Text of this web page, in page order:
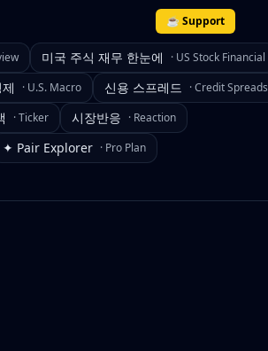
☕ Support
미국 주식 재무 한눈에 · US Stock Financial
· U.S. Macro 신용 스프레드 ·Credit Spreads
·Ticker 시장반응 · Reaction
✦ Pair Explorer · Pro Plan